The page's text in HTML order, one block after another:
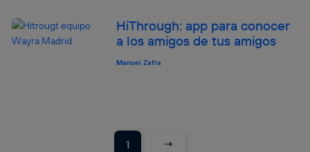
HiThrough: app para conocer
a los amigos de tus amigos
Manuel Zafra
1 →